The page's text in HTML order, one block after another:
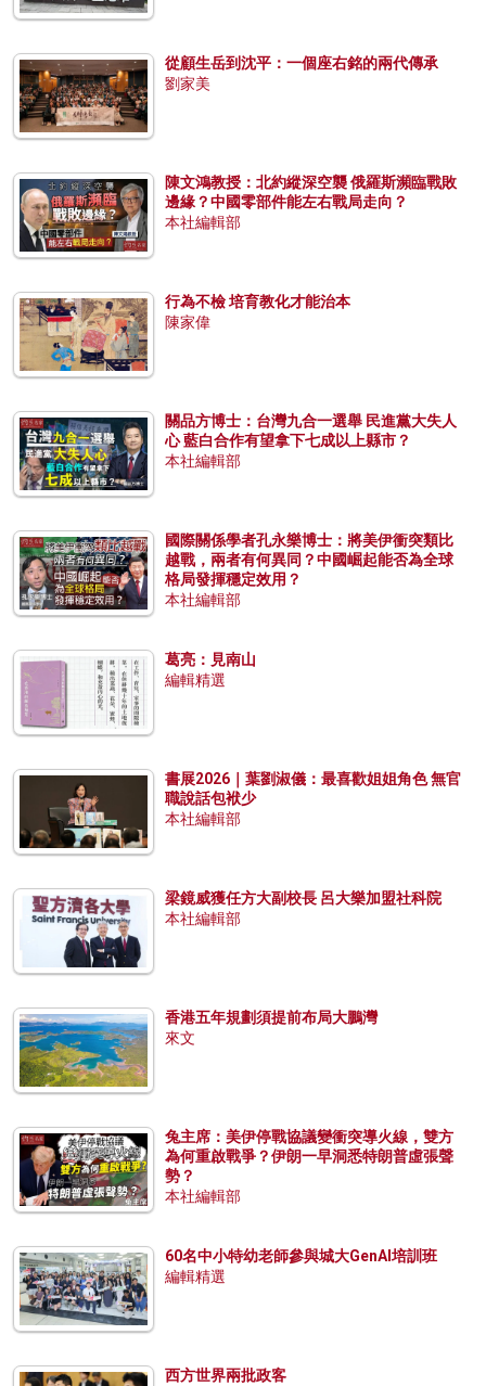
從顧生岳到沈平：一個座右銘的兩代傳承
劉家美
陳文鴻教授：北約縱深空襲 俄羅斯瀕臨戰敗
邊緣？中國零部件能左右戰局走向？
本社編輯部
行為不檢 培育教化才能治本
陳家偉
關品方博士：台灣九合一選舉 民進黨大失人
心 藍白合作有望拿下七成以上縣市？
本社編輯部
國際關係學者孔永樂博士：將美伊衝突類比
越戰，兩者有何異同？中國崛起能否為全球
格局發揮穩定效用？
本社編輯部
葛亮：見南山
編輯精選
書展2026｜葉劉淑儀：最喜歡姐姐角色 無官
職說話包袱少
本社編輯部
梁鏡威獲任方大副校長 呂大樂加盟社科院
本社編輯部
香港五年規劃須提前布局大鵬灣
來文
兔主席：美伊停戰協議變衝突導火線，雙方
為何重啟戰爭？伊朗一早洞悉特朗普虛張聲
勢？
本社編輯部
60名中小特幼老師參與城大GenAI培訓班
編輯精選
西方世界兩批政客